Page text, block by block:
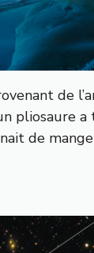
de
pliosaure a
de